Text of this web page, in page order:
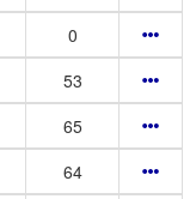
0
53
65
64